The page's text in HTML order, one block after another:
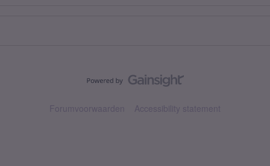
Forumvoorwaarden Accessibility statement